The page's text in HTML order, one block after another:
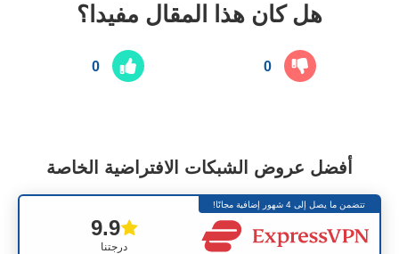
هل كان هذا المقال مفيدا؟
0 0
أفضل عروض الشبكات الافتراضية الخاصة
تتضمن ما يصل إلى 4 شهور إضافية مجانًا!
درجتنا
9.9